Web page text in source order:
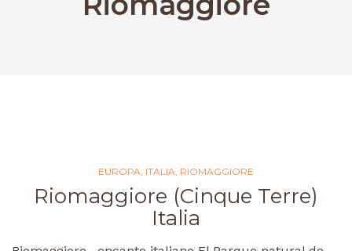
EUROPA ITALIA RIOMAGGIORE
Riomaggiore (Cinque Terre)
Italia